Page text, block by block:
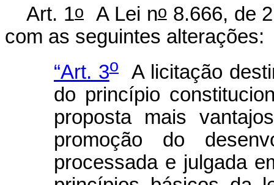
Art. 1o A Lei no8.666, de
com as seguintes alterações:
“Art. 3oA licitação
do princípio
proposta mais
promoção do
processada e julgada